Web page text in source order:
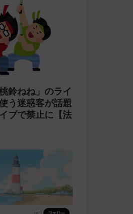
鈴ねね」のライ
う迷惑客が話題
ブで禁止に【法